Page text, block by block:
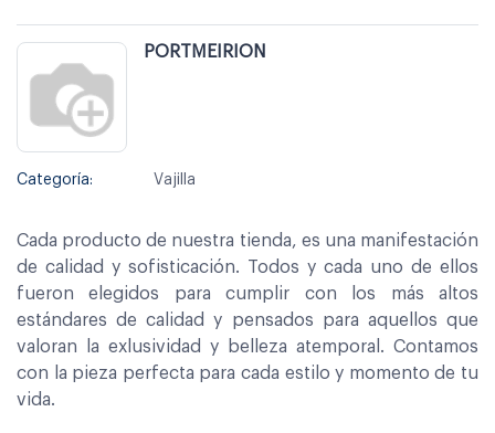
PORTMEIRION
Categoría: Vajilla
Cada producto de nuestra tienda, es una manifestación
de calidad y sofisticación. Todos y cada uno de ellos
fueron elegidos para cumplir con los más altos
estándares de calidad y pensados para aquellos que
valoran la exlusividad y belleza atemporal. Contamos
con la pieza perfecta para cada estilo y momento de tu
vida.